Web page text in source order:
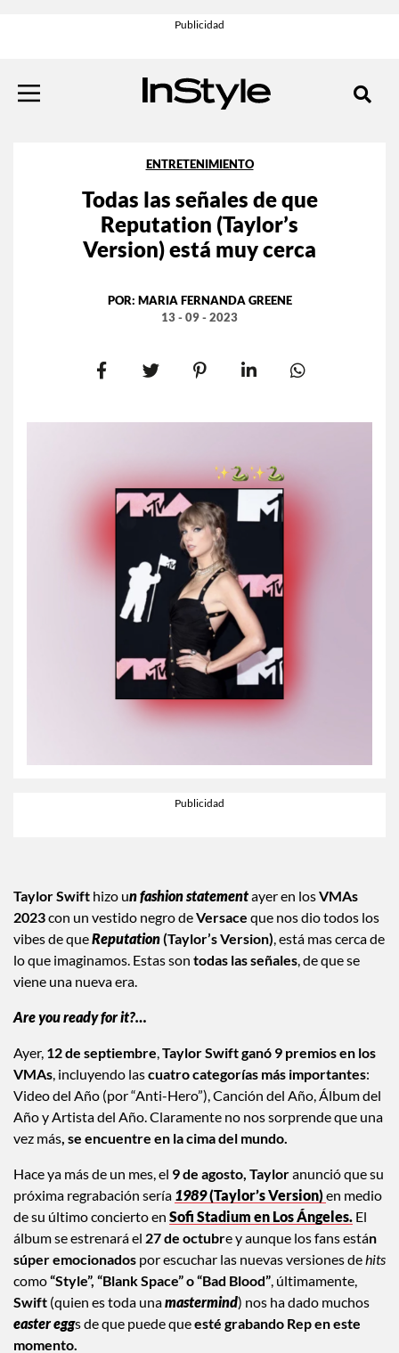
ENTRETENIMIENTO
Todas las señales de que
Reputation (Taylor’s
Version) está muy cerca
POR: MARIA FERNANDA GREENE
13 - 09 - 2023
Taylor Swifthizo un fashion statement ayer en losVMAs
2023 con un vestido negro deVersaceque nos dio todos los
vibes de queReputation(Taylor’s Version), está mas cerca de
lo que imaginamos. Estas son
Ayer,12 de septiembre,Taylor Swift ganó 9 premios en los
VMAs, incluyendo lascuatro categorías más importantes:
Video del Año (por “Anti-Hero”), Canción del Año, Álbum del
Año y Artista del Año. Claramente no nos sorprende que una
Hace ya más de un mes, el 9 de agosto, Tayloranunció que su
próxima regrabación sería1989(Taylor’s Version)en medio
de su último concierto enSofi Stadium en Los Ángeles. El
álbum se estrenará el27 de octubre y aunque los fans están
súper emocionadospor escuchar las nuevas versiones de
como “Style”, “Blank Space” o “Bad Blood” , últimamente,
Swift(quien es toda unamastermind) nos ha dado muchos
easter egg